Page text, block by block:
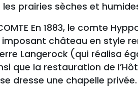
prairies sèches et
COMTE En 1883, le comte
château en style
Langerock (qui réalisa
que la restauration de
dresse une chapelle